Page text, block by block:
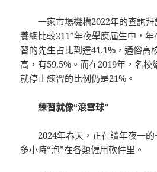
一家市場機構2022年的查詢
養網比較211”年夜學應屆生中，
習的先生占比到達41.1%，通俗高
高，有59.5%。而在2019年，名
就停止練習的比例仍是21%。
練習就像“滾雪球”
2024年春天，正在讀年夜一
多小時“泡”在各類僱用軟件里。